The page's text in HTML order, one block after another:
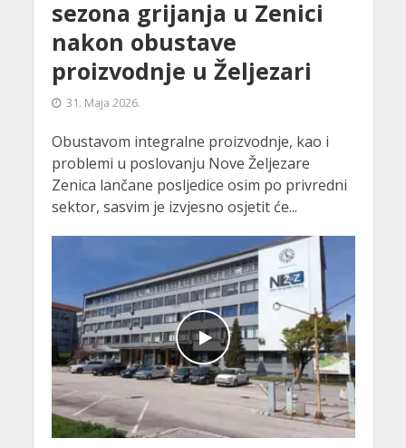
sezona grijanja u Zenici
nakon obustave
proizvodnje u Željezari
31. Maja 2026.
Obustavom integralne proizvodnje, kao i
problemi u poslovanju Nove Željezare
Zenica lančane posljedice osim po privredni
sektor, sasvim je izvjesno osjetit će...